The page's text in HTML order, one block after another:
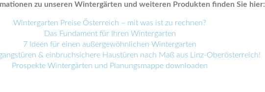
zu unseren Wintergärten und weiteren Produkten finden Sie hier:
Wintergarten Preise Österreich – mit was ist zu rechnen?
Das Fundament für Ihren Wintergarten
7 Ideen für einen außergewöhnlichen Wintergarten
& einbruchsichere Haustüren nach Maß aus Linz-Oberösterreich!
Prospekte Wintergärten und Planungsmappe downloaden